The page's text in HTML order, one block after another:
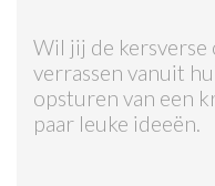
SHOPS
ACTIES & KORTING
Wil jij de
verrassen vanuit
opsturen van een
paar leuke ideeën.